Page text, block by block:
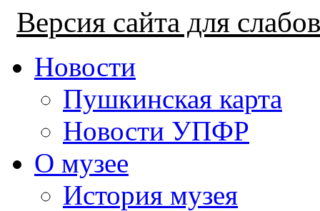
Версия сайта для
Новости
Пушкинская карта
Новости УПФР
О музее
История музея